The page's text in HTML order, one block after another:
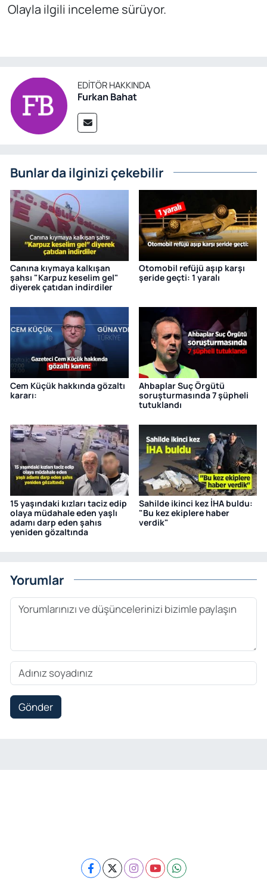
Olayla ilgili inceleme sürüyor.
EDITÖR HAKKINDA
Furkan Bahat
Bunlar da ilginizi çekebilir
Canına kıymaya kalkışan
şahsı "Karpuz keselim gel"
diyerek çatıdan indirdiler
Otomobil refüjü aşıp karşı
şeride geçti: 1 yaralı
Cem Küçük hakkında gözaltı
kararı:
Ahbaplar Suç Örgütü
soruşturmasında 7 şüpheli
tutuklandı
15 yaşındaki kızları taciz edip
olaya müdahale eden yaşlı
adamı darp eden şahıs
yeniden gözaltında
Sahilde ikinci kez İHA buldu:
"Bu kez ekiplere haber
verdik"
Yorumlar
Gönder